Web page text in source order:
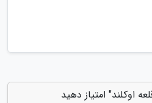
اوکلند" امتیاز دهید